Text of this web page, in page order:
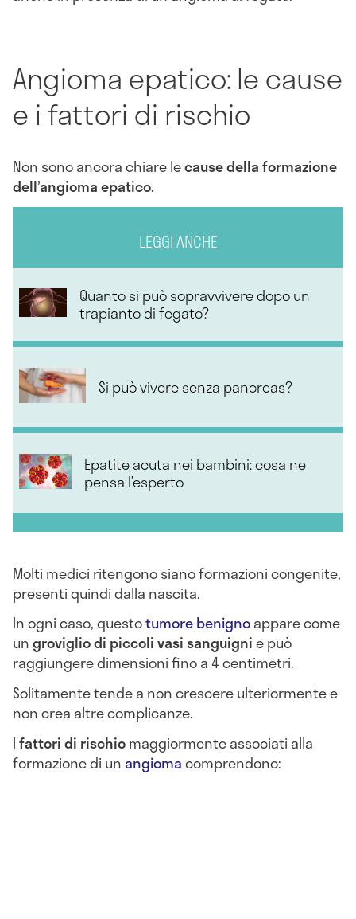
Angioma epatico: le cause
e i fattori di rischio
Non sono ancora chiare lecause della formazione
dell’angioma epatico.
LEGGI ANCHE
Quanto si può sopravvivere dopo un
trapianto di fegato?
Si può vivere senza pancreas?
Epatite acuta nei bambini: cosa ne
pensa l’esperto
Molti medici ritengono siano formazioni congenite,
presenti quindi dalla nascita.
In ogni caso, questotumore benignoappare come
ungroviglio di piccoli vasi sanguignie può
raggiungere dimensioni fino a 4 centimetri.
Solitamente tende a non crescere ulteriormente e
non crea altre complicanze.
Ifattori di rischiomaggiormente associati alla
formazione di un angiomacomprendono: